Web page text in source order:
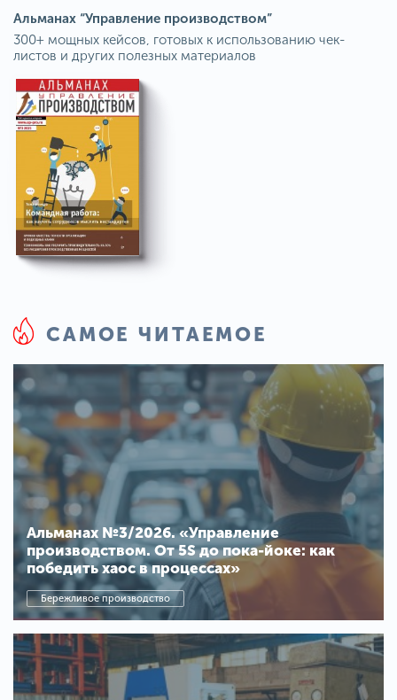
Альманах “Управление производством”
300+ мощных кейсов, готовых к использованию чек-
листов и других полезных материалов
САМОЕ ЧИТАЕМОЕ
Альманах №3/2026. «Управление
производством. От 5S до пока-йоке: как
победить хаос в процессах»
Бережливое производство